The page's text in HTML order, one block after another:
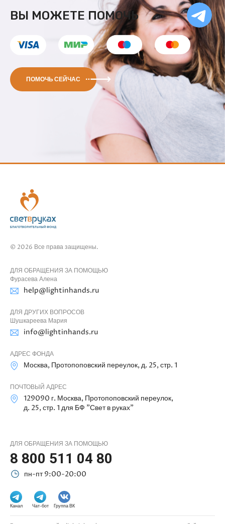
ВЫ МОЖЕТЕ ПОМОЧЬ
ПОМОЧЬ СЕЙЧАС
© 2026 Все права защищены.
ДЛЯ ОБРАЩЕНИЯ ЗА ПОМОЩЬЮ
Фурасева Алена
help@lightinhands.ru
ДЛЯ ДРУГИХ ВОПРОСОВ
Шушкареева Мария
info@lightinhands.ru
АДРЕС ФОНДА
Москва, Протопоповский переулок, д. 25, стр. 1
ПОЧТОВЫЙ АДРЕС
129090 г. Москва, Протопоповский переулок,
д. 25, стр. 1 для БФ "Свет в руках"
ДЛЯ ОБРАЩЕНИЯ ЗА ПОМОЩЬЮ
8 800 511 04 80
пн-пт 9:00-20:00
Канал Чат-бот Группа ВК